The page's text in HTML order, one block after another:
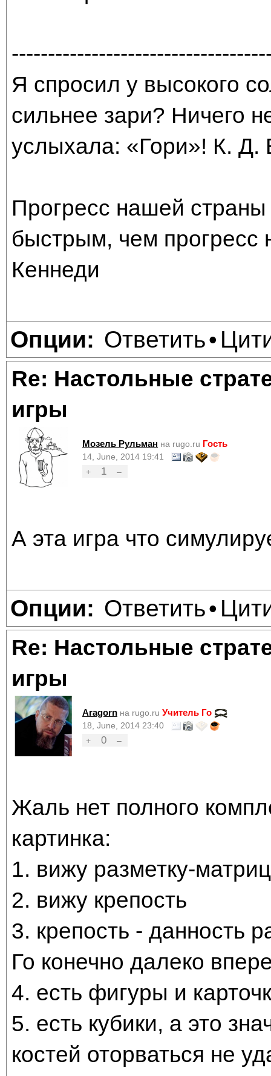
Я спросил у высокого
сильнее зари? Ничего
услыхала: «Гори»! К. Д.
Прогресс нашей
быстрым, чем прогресс
Кеннеди
Опции: Ответить•
Re: Настольные
игры
Мозель Рульман на rugo.ru Гость
14, June, 2014 19:41
+
1 –
А эта игра что
Опции: Ответить•
Re: Настольные
игры
Aragorn на rugo.ru Учитель Го
18, June, 2014 23:40
+
0 –
Жаль нет полного
картинка:
1. вижу разметку-
2. вижу крепость
3. крепость - данность
Го конечно далеко
4. есть фигуры и
5. есть кубики, а это
костей оторваться не